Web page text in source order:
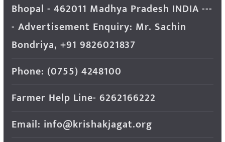
Bhopal - 462011 Madhya Pradesh INDIA ---
- Advertisement Enquiry: Mr. Sachin
Bondriya, +91 9826021837
Phone: (0755) 4248100
Farmer Help Line- 6262166222
Email: info@krishakjagat.org